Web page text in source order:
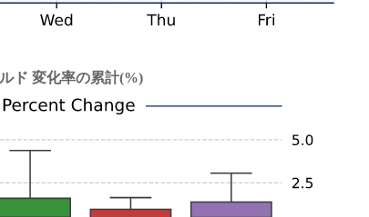
ド 変化率の累計(%)